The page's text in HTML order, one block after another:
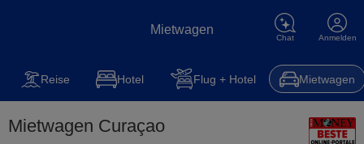
Mietwagen
Chat Anmelden
Mietwagen Reise Steuererklärung Kfz-Versicherung
Reise Hotel Flug + Hotel Mietwagen
Mietwagen Curaçao